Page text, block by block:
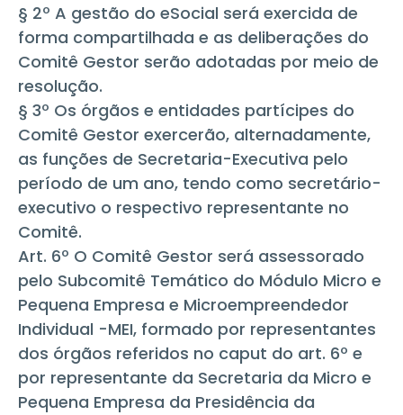
§ 2º A gestão do eSocial será exercida de
forma compartilhada e as deliberações do
Comitê Gestor serão adotadas por meio de
resolução.
§ 3º Os órgãos e entidades partícipes do
Comitê Gestor exercerão, alternadamente,
as funções de Secretaria-Executiva pelo
período de um ano, tendo como secretário-
executivo o respectivo representante no
Comitê.
Art. 6º O Comitê Gestor será assessorado
pelo Subcomitê Temático do Módulo Micro e
Pequena Empresa e Microempreendedor
Individual -MEI, formado por representantes
dos órgãos referidos no caput do art. 6º e
por representante da Secretaria da Micro e
Pequena Empresa da Presidência da